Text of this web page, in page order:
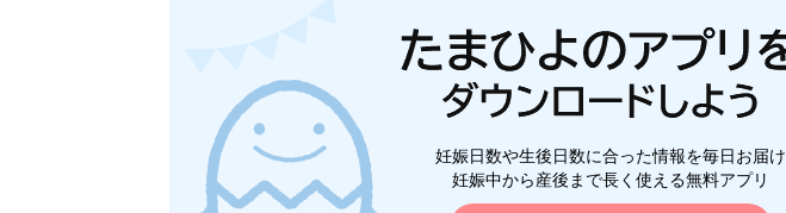
妊娠日数や生後日数に合った情報を毎日お届け
妊娠中から産後まで長く使える無料アプリ